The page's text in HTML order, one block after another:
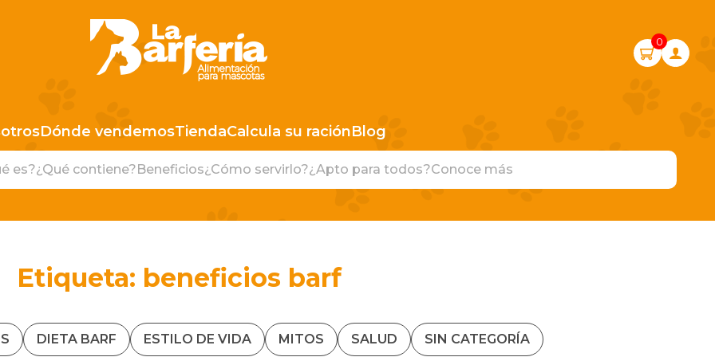
0
Dónde vendemosTiendaCalcula su raciónBlog
es?¿Qué contiene?Beneficios¿Cómo servirlo?¿Apto para todos?Conoce más
Etiqueta: beneficios barf
DIETA BARF ESTILO DE VIDA MITOS SALUD SIN CATEGORÍA